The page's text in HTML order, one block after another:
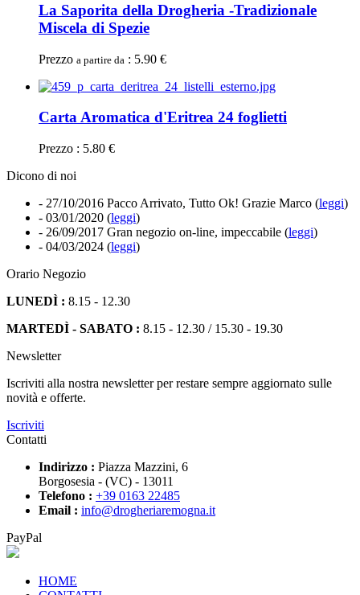
La Saporita della Drogheria -Tradizionale
Miscela di Spezie
Prezzo a partire da : 5.90 €
Carta Aromatica d'Eritrea 24 foglietti
Prezzo : 5.80 €
Dicono di noi
- 27/10/2016 Pacco Arrivato, Tutto Ok! Grazie Marco (leggi)
- 03/01/2020 (leggi)
- 26/09/2017 Gran negozio on-line, impeccabile (leggi)
- 04/03/2024 (leggi)
Orario Negozio
LUNEDÌ : 8.15 - 12.30
MARTEDÌ - SABATO : 8.15 - 12.30 / 15.30 - 19.30
Newsletter
Iscriviti alla nostra newsletter per restare sempre aggiornato sulle
novità e offerte.
Iscriviti
Contatti
Indirizzo : Piazza Mazzini, 6
Borgosesia - (VC) - 13011
Telefono : +39 0163 22485
Email : info@drogheriaremogna.it
PayPal
HOME